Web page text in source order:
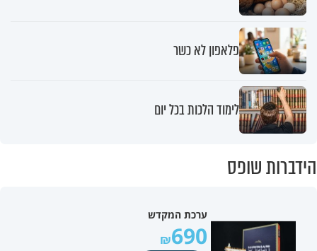
פלאפון לא כשר
לימוד הלכות בכל יום
הידברות שופס
ערכת המקדש
690